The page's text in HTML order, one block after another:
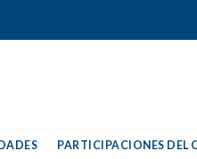
PARTICIPACIONES DEL